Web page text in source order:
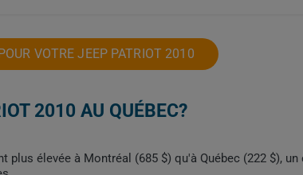
VOTRE JEEP PATRIOT 2010
2010 AU QUÉBEC?
élevée à Montréal (685 $) qu'à Québec (222 $),